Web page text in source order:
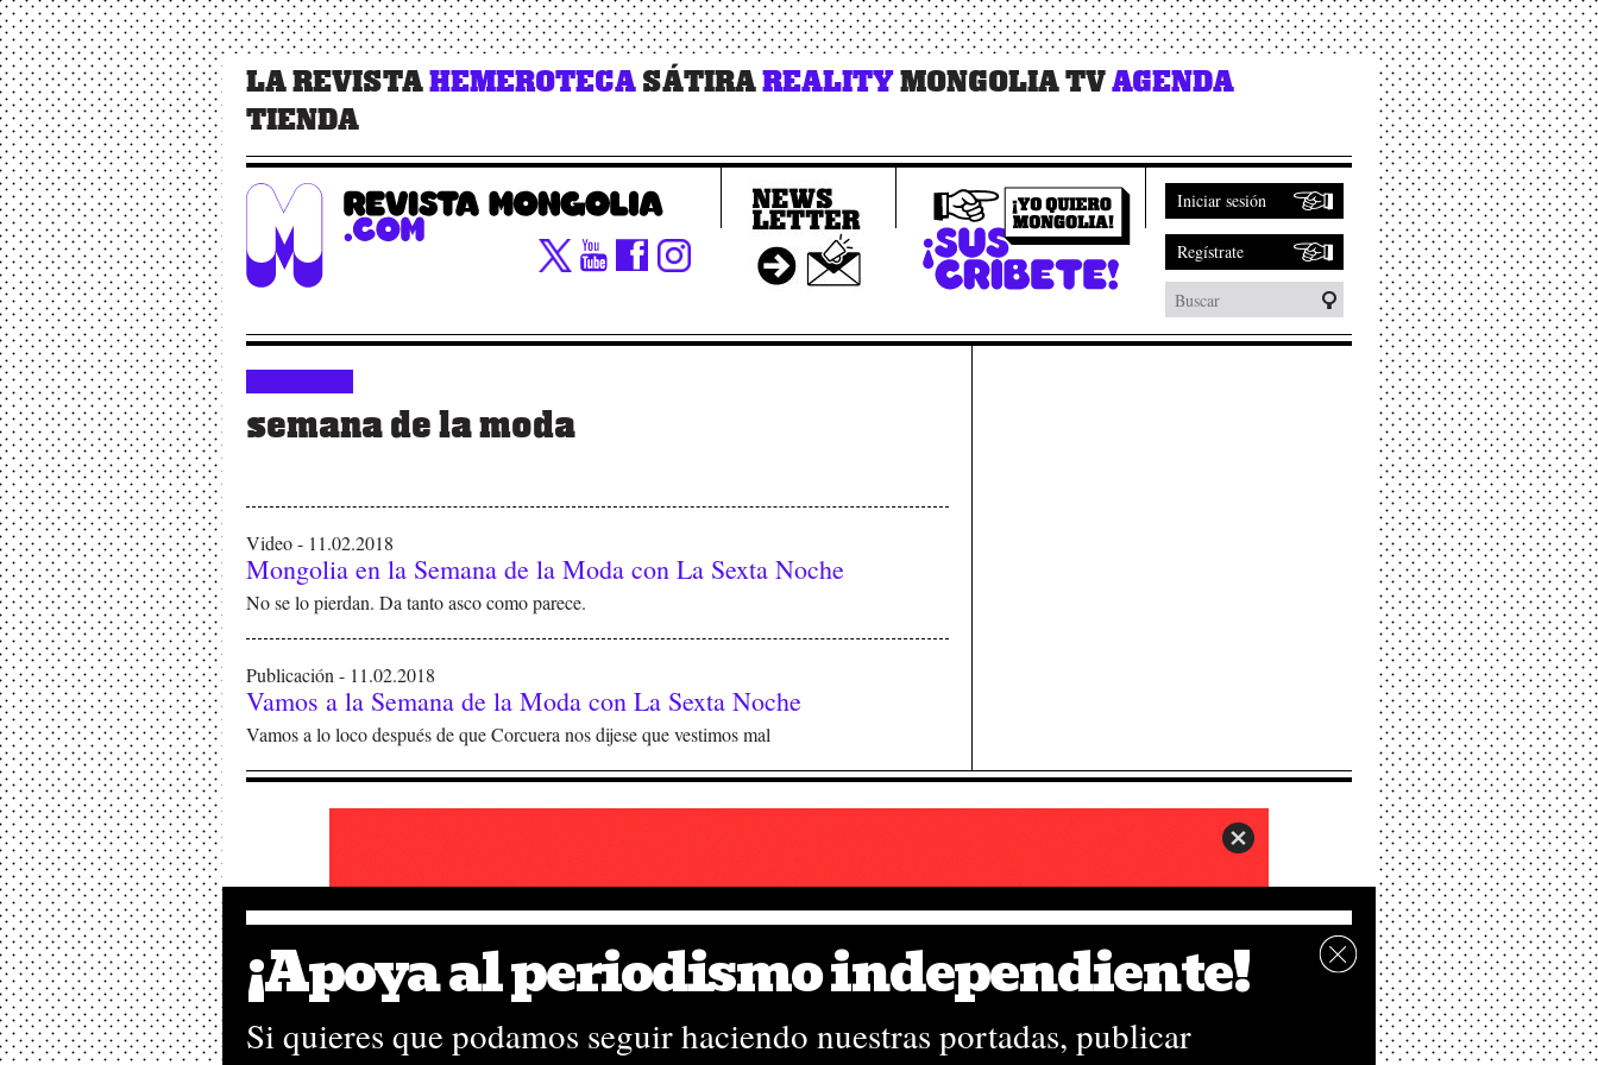
LA REVISTAHEMEROTECASÁTIRAREALITYMONGOLIA TVAGENDA
TIENDA
Iniciar sesión
Regístrate
semana de la moda
Video - 11.02.2018
Mongolia en la Semana de la Moda con La Sexta Noche
No se lo pierdan. Da tanto asco como parece.
Publicación - 11.02.2018
Vamos a la Semana de la Moda con La Sexta Noche
Vamos a lo loco después de que Corcuera nos dijese que vestimos mal
Revista Mongolia, revista satírica
sin mensaje alguno.
©2013, Editorial Mong
Términos de uso
Política de cookies
Contacto
¡Apoya al periodismo independiente!
Si quieres que podamos seguir haciendo nuestras portadas, publicar